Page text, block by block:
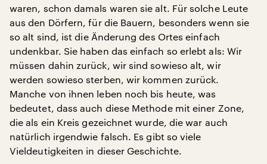
waren, schon damals waren sie alt. Für solche Leute
aus den Dörfern, für die Bauern, besonders wenn sie
so alt sind, ist die Änderung des Ortes einfach
undenkbar. Sie haben das einfach so erlebt als: Wir
müssen dahin zurück, wir sind sowieso alt, wir
werden sowieso sterben, wir kommen zurück.
Manche von ihnen leben noch bis heute, was
bedeutet, dass auch diese Methode mit einer Zone,
die als ein Kreis gezeichnet wurde, die war auch
natürlich irgendwie falsch. Es gibt so viele
Vieldeutigkeiten in dieser Geschichte.